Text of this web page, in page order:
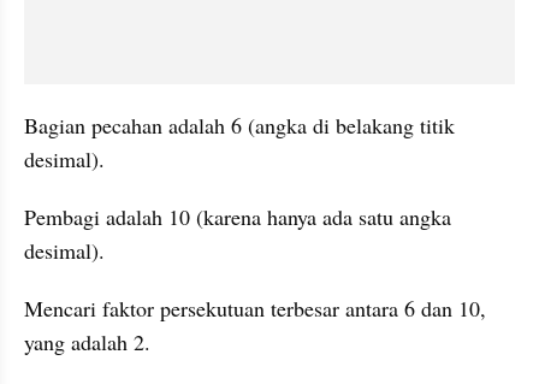
Bagian pecahan adalah 6 (angka di belakang titik
desimal).
Pembagi adalah 10 (karena hanya ada satu angka
desimal).
Mencari faktor persekutuan terbesar antara 6 dan 10,
yang adalah 2.